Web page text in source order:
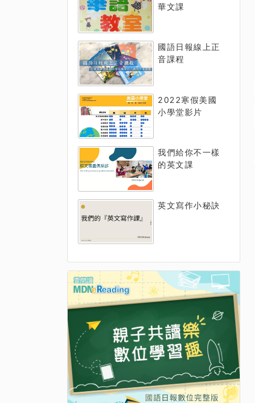
華文課
國語日報線上正
音課程
2022寒假美國
小學堂影片
我們給你不一樣
的英文課
英文寫作小秘訣